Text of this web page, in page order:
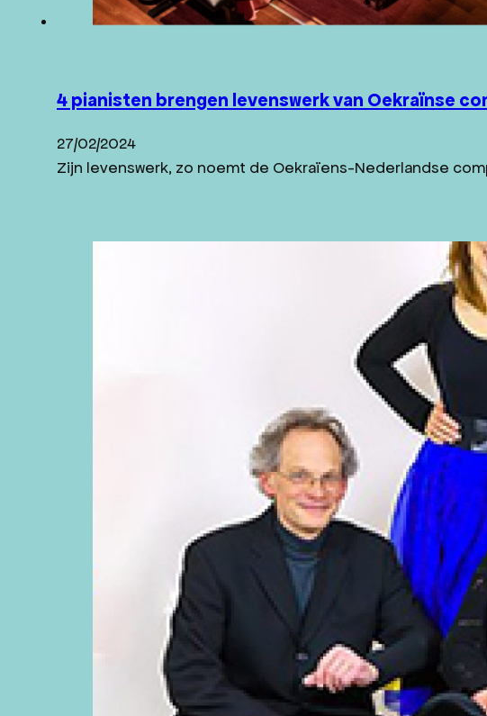
4 pianisten brengen levenswerk van Oekraïnse
27/02/2024
Zijn levenswerk, zo noemt de Oekraïens-Nederlandse